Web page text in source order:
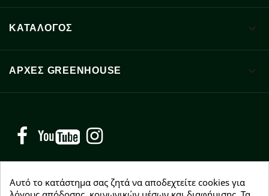
ΚΑΤΑΛΟΓΟΣ 
ΑΡΧΈΣ GREENHOUSE 
Facebook YouTube
Αυτό το κατάστημα σας ζητά να αποδεχτείτε cookies για